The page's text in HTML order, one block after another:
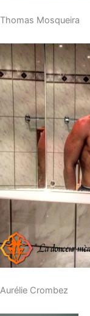
Thomas Mosqueira
Aurélie Crombez